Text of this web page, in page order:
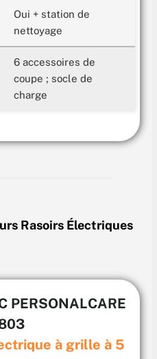
Oui + station de
nettoyage
6 accessoires de
coupe ; socle de
charge
Rasoirs Électriques
PERSONALCARE
à grille à 5